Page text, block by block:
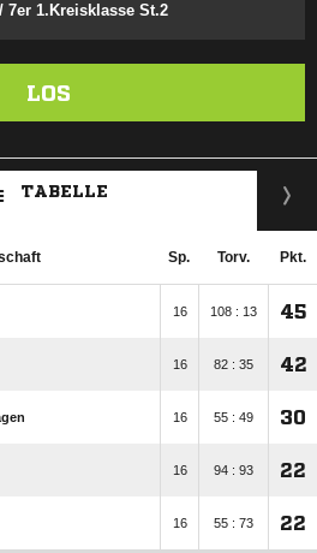
7er 1.Kreisklasse St.2
LOS
TABELLE
Sp. Torv. Pkt.
16 108 : 13 45
16 82 : 35 42
16 55 : 49 30
16 94 : 93 22
16 55 : 73 22